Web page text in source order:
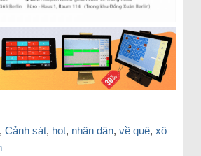
Cảnh sát, hot, nhân dân, về quê, xô